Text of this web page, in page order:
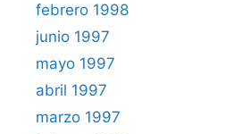
febrero 1998
junio 1997
mayo 1997
abril 1997
marzo 1997